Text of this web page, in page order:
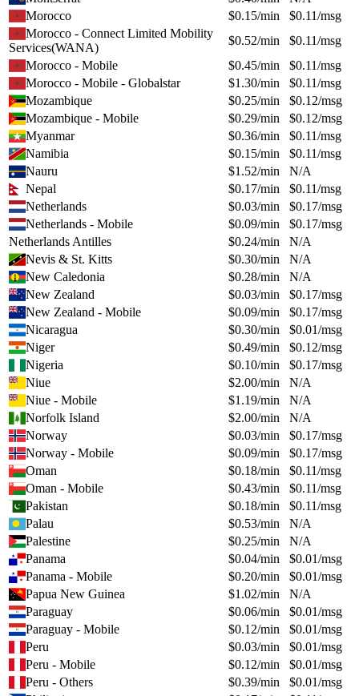
Morocco
$0.15/min $0.11/msg
Morocco - Connect Limited Mobility
Services(WANA)
$0.52/min $0.11/msg
Morocco - Mobile
$0.45/min $0.11/msg
Morocco - Mobile - Globalstar
$1.30/min $0.11/msg
Mozambique
$0.25/min $0.12/msg
Mozambique - Mobile
$0.29/min $0.12/msg
Myanmar
$0.36/min $0.11/msg
Namibia
$0.15/min $0.11/msg
Nauru
$1.52/min
N/A
Nepal
$0.17/min $0.11/msg
Netherlands
$0.03/min $0.17/msg
Netherlands - Mobile
$0.09/min $0.17/msg
Netherlands Antilles
$0.24/min
N/A
Nevis & St. Kitts
$0.30/min
N/A
New Caledonia
$0.28/min
N/A
New Zealand
$0.03/min $0.17/msg
New Zealand - Mobile
$0.09/min $0.17/msg
Nicaragua
$0.30/min $0.01/msg
Niger
$0.49/min $0.12/msg
Nigeria
$0.10/min $0.17/msg
Niue
$2.00/min
N/A
Niue - Mobile
$1.19/min
N/A
Norfolk Island
$2.00/min
N/A
Norway
$0.03/min $0.17/msg
Norway - Mobile
$0.09/min $0.17/msg
Oman
$0.18/min $0.11/msg
Oman - Mobile
$0.43/min $0.11/msg
Pakistan
$0.18/min $0.11/msg
Palau
$0.53/min
N/A
Palestine
$0.25/min
N/A
Panama
$0.04/min $0.01/msg
Panama - Mobile
$0.20/min $0.01/msg
Papua New Guinea
$1.02/min
N/A
Paraguay
$0.06/min $0.01/msg
Paraguay - Mobile
$0.12/min $0.01/msg
Peru
$0.03/min $0.01/msg
Peru - Mobile
$0.12/min $0.01/msg
Peru - Others
$0.39/min $0.01/msg